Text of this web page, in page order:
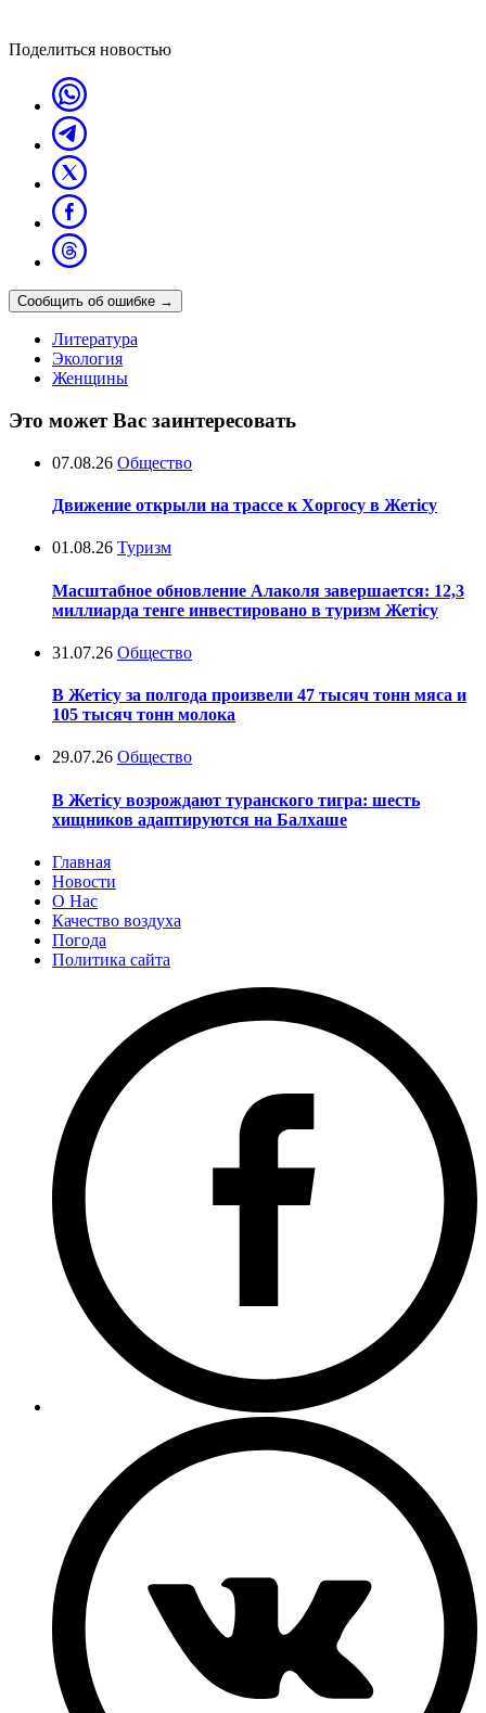
Поделиться новостью
Сообщить об ошибке →
Литература
Экология
Женщины
Это может Вас заинтересовать
07.08.26 Общество
Движение открыли на трассе к Хоргосу в Жетісу
01.08.26 Туризм
Масштабное обновление Алаколя завершается: 12,3
миллиарда тенге инвестировано в туризм Жетісу
31.07.26 Общество
В Жетісу за полгода произвели 47 тысяч тонн мяса и
105 тысяч тонн молока
29.07.26 Общество
В Жетісу возрождают туранского тигра: шесть
хищников адаптируются на Балхаше
Главная
Новости
О Нас
Качество воздуха
Погода
Политика сайта